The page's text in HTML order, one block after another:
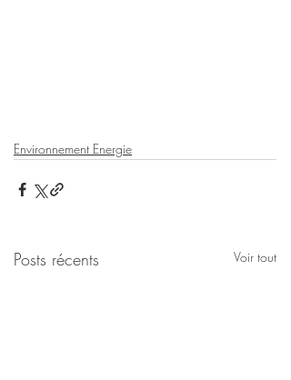
Environnement Energie
Posts récents Voir tout